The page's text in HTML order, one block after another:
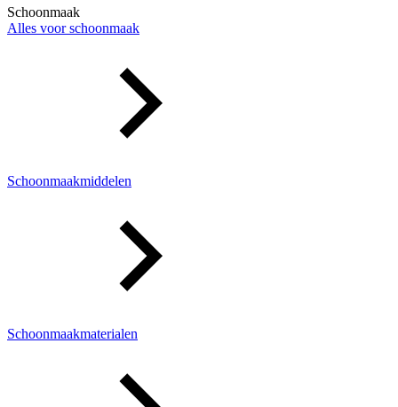
Schoonmaak
Alles voor schoonmaak
Schoonmaakmiddelen
Schoonmaakmaterialen